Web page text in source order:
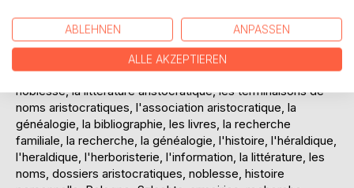
Englisch, Deutsch, Französisch.
Il s'agit d'un méli-mélo d'une collection désordonnée et
systématiquement organisée de la noblesse polonaise. Sur
ces pages, vous apprendrez tout sur : l'ascendance, la
noblesse, la littérature aristocratique, les terminaisons de
noms aristocratiques, l'association aristocratique, la
généalogie, la bibliographie, les livres, la recherche
familiale, la recherche, la généalogie, l'histoire, l'héraldique,
l'heraldique, l'herboristerie, l'information, la littérature, les
noms, dossiers aristocratiques, noblesse, histoire
ABLEHNEN ANPASSEN
ALLE AKZEPTIEREN